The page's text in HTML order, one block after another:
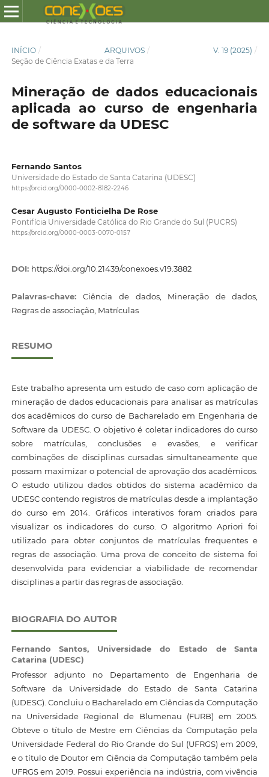
INÍCIO / ARQUIVOS / V. 19 (2025) /
Seção de Ciência Exatas e da Terra
Mineração de dados educacionais
aplicada ao curso de engenharia
de software da UDESC
Fernando Santos
Universidade do Estado de Santa Catarina (UDESC)
https://orcid.org/0000-0002-8182-2246
Cesar Augusto Fonticielha De Rose
Pontifícia Universidade Católica do Rio Grande do Sul (PUCRS)
https://orcid.org/0000-0003-0070-0157
DOI: https://doi.org/10.21439/conexoes.v19.3882
Palavras-chave:Ciência de dados, Mineração de dados,
Regras de associação, Matrículas
RESUMO
Este trabalho apresenta um estudo de caso com aplicação de
mineração de dados educacionais para analisar as matrículas
dos acadêmicos do curso de Bacharelado em Engenharia de
Software da UDESC. O objetivo é coletar indicadores do curso
sobre matrículas, conclusões e evasões, e verificar
combinações de disciplinas cursadas simultaneamente que
possam maximizar o potencial de aprovação dos acadêmicos.
O estudo utilizou dados obtidos do sistema acadêmico da
UDESC contendo registros de matrículas desde a implantação
do curso em 2014. Gráficos interativos foram criados para
visualizar os indicadores do curso. O algoritmo Apriori foi
utilizado para obter conjuntos de matrículas frequentes e
regras de associação. Uma prova de conceito de sistema foi
desenvolvida para evidenciar a viabilidade de recomendar
disciplinas a partir das regras de associação.
BIOGRAFIA DO AUTOR
Fernando Santos, Universidade do Estado de Santa
Catarina (UDESC)
Professor adjunto no Departamento de Engenharia de
Software da Universidade do Estado de Santa Catarina
(UDESC). Concluiu o Bacharelado em Ciências da Computação
na Universidade Regional de Blumenau (FURB) em 2005.
Obteve o título de Mestre em Ciências da Computação pela
Universidade Federal do Rio Grande do Sul (UFRGS) em 2009,
e o título de Doutor em Ciência da Computação também pela
UFRGS em 2019. Possui experiência na indústria, com vivência